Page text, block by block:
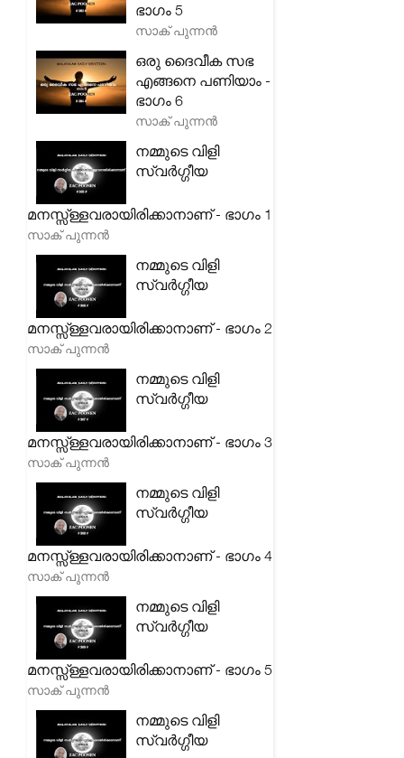
ഭാഗം 5
സാക് പുന്നൻ
ഒരു ദൈവീക സഭ
എങ്ങനെ പണിയാം -
ഭാഗം 6
സാക് പുന്നൻ
നമ്മുടെ വിളി
സ്വർഗ്ഗീയ
മനസ്സ്ള്ളവരായിരിക്കാനാണ് - ഭാഗം 1
സാക് പുന്നൻ
നമ്മുടെ വിളി
സ്വർഗ്ഗീയ
മനസ്സ്ള്ളവരായിരിക്കാനാണ് - ഭാഗം 2
സാക് പുന്നൻ
നമ്മുടെ വിളി
സ്വർഗ്ഗീയ
മനസ്സ്ള്ളവരായിരിക്കാനാണ് - ഭാഗം 3
സാക് പുന്നൻ
നമ്മുടെ വിളി
സ്വർഗ്ഗീയ
മനസ്സ്ള്ളവരായിരിക്കാനാണ് - ഭാഗം 4
സാക് പുന്നൻ
നമ്മുടെ വിളി
സ്വർഗ്ഗീയ
മനസ്സ്ള്ളവരായിരിക്കാനാണ് - ഭാഗം 5
സാക് പുന്നൻ
നമ്മുടെ വിളി
സ്വർഗ്ഗീയ